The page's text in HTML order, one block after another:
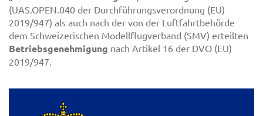
(UAS.OPEN.040 der Durchführungsverordnung (EU)
2019/947) als auch nach der von der Luftfahrtbehörde
dem Schweizerischen Modellflugverband (SMV) erteilten
Betriebsgenehmigung nach Artikel 16 der DVO (EU)
2019/947.